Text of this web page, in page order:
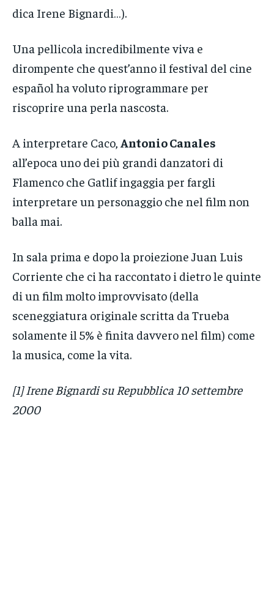
dica Irene Bignardi…).
Una pellicola incredibilmente viva e
dirompente che quest’anno il festival del cine
español ha voluto riprogrammare per
riscoprire una perla nascosta.
A interpretare Caco, Antonio Canales
all’epoca uno dei più grandi danzatori di
Flamenco che Gatlif ingaggia per fargli
interpretare un personaggio che nel film non
balla mai.
In sala prima e dopo la proiezione Juan Luis
Corriente che ci ha raccontato i dietro le quinte
di un film molto improvvisato (della
sceneggiatura originale scritta da Trueba
solamente il 5% è finita davvero nel film) come
la musica, come la vita.
[1] Irene Bignardi su Repubblica 10 settembre
2000